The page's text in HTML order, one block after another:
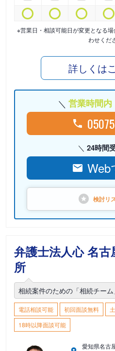
※営業日・相談可能日が変更となる
わせくだ
詳しくは
営業時間内
24時間
Web
検討リ
弁護士法人心 名古
所
相続案件のための「相続チーム
電話相談可能 初回面談無料
18時以降面談可能
愛知県名古